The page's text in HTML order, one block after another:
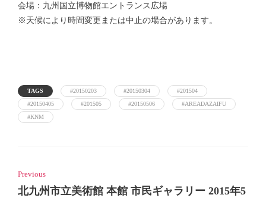
会場：九州国立博物館エントランス広場
※天候により時間変更または中止の場合があります。
TAGS #20150203 #20150304
#201504
#20150405
#201505 #20150506
#AREADAZAIFU
#KNM
Previous
北九州市立美術館 本館 市民ギャラリー 2015年5